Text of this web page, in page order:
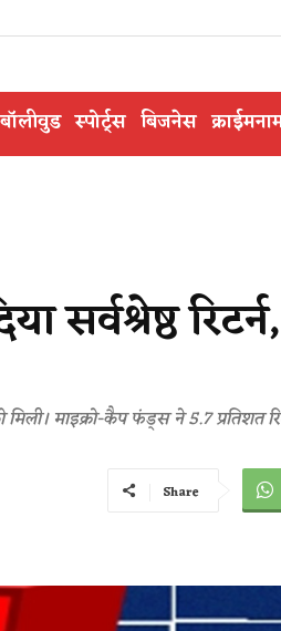
बॉलीवुड स्पोर्ट्स बिजनेस
माइक्रो-कैप फंड्स ने 5.7 प्रतिशत
Share